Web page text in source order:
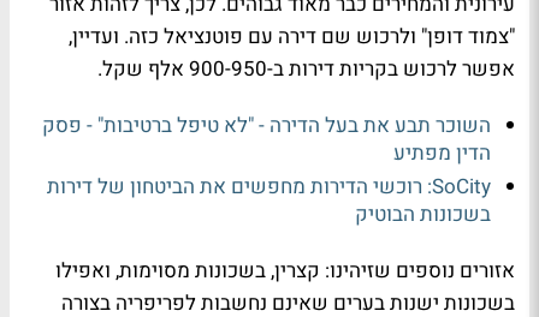
"צמוד דופן" ולרכוש שם דירה עם פוטנציאל כזה. ועדיין,
אפשר לרכוש בקריות דירות ב-900-950 אלף שקל.
השוכר תבע את בעל הדירה - "לא טיפל ברטיבות" - פסק
הדין מפתיע
SoCity: רוכשי הדירות מחפשים את הביטחון של דירות
בשכונות הבוטיק
אזורים נוספים שזיהינו: קצרין, בשכונות מסוימות, ואפילו
בשכונות ישנות בערים שאינם נחשבות לפריפריה בצורה